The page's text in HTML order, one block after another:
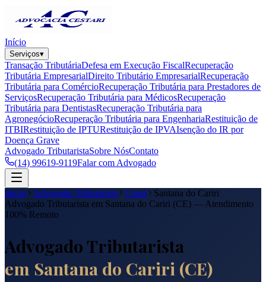
Início
Serviços▾
Transação TributáriaDefesa em Execução FiscalRecuperação
Tributária EmpresarialDireito Tributário EmpresarialRecuperação
Tributária para ComércioRecuperação Tributária para Prestadores de
ServiçosRecuperação Tributária para MédicosRecuperação
Tributária para DentistasRecuperação Tributária para
AgronegócioRecuperação Tributária para EngenhariaRestituição de
ITBIRestituição de IPTURestituição de IPVAIsenção do IR por
Doença Grave
Advogado TributaristaSobre NósContato
(14) 99619-9119Falar com Advogado
Início Advogado Tributarista Ceará
Santana do Cariri
Advogado Tributarista em Santana do Cariri (CE) — Atendimento
100% Remoto
Advogado Tributarista
em Santana do Cariri (CE)